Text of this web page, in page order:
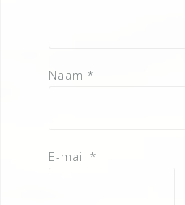
Naam *
E-mail *